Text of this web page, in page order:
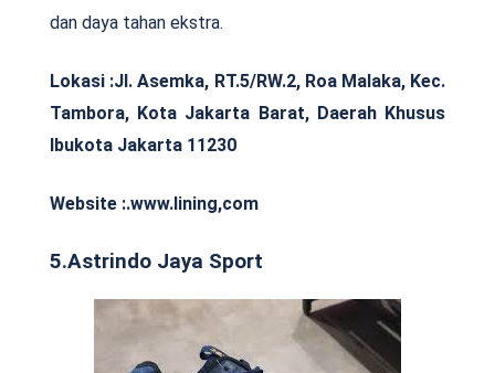
dan daya tahan ekstra.
Lokasi :Jl. Asemka, RT.5/RW.2, Roa Malaka, Kec.
Tambora, Kota Jakarta Barat, Daerah Khusus
Ibukota Jakarta 11230
Website :.www.lining,com
5.Astrindo Jaya Sport